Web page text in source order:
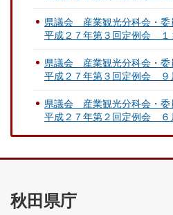
県議会 産業観光分科会・
平成２７年第３回定例会 １
県議会 産業観光分科会・
平成２７年第３回定例会 ９
県議会 産業観光分科会・
平成２７年第２回定例会 ６
秋田県庁